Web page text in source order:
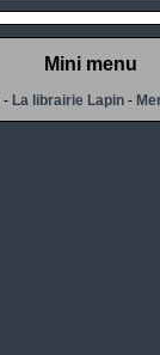
Mini menu
-La librairie Lapin -